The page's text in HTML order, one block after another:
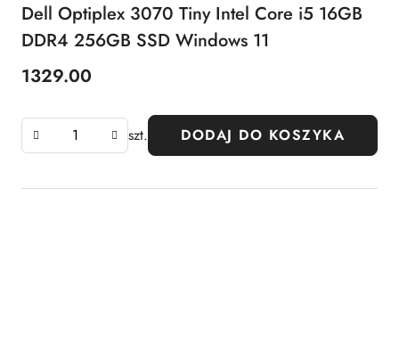
Dell Optiplex 3070 Tiny Intel Core i5 16GB
DDR4 256GB SSD Windows 11
Cena:
1329.00
szt. DODAJ DO KOSZYKA